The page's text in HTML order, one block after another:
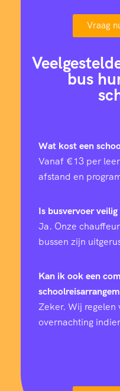
Vraag
bus
Wat kost een
Vanaf €13 per
afstand en
Is busvervoer
Ja. Onze
bussen zijn
Kan ik ook een
Zeker. Wij regelen
overnachting